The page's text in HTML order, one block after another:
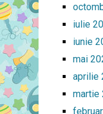
iulie
iunie
mai
aprilie
martie